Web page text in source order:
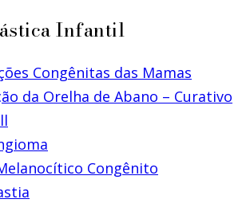
Infantil
Congênitas das Mamas
da Orelha de Abano – Curativo
Congênito